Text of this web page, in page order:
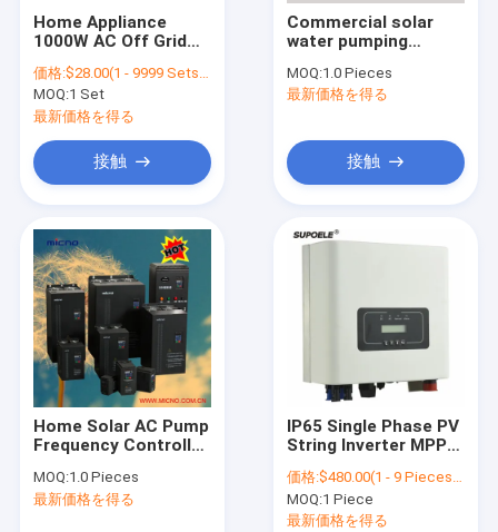
Home Appliance
1000W AC Off Grid
Battery Solar
Inverter For Solar
System
価格:$28.00(1 - 9999 Sets) $26.00(>=10000 Sets)
MOQ:1 Set
最新価格を得る
接触
Commercial solar
water pumping
0.75kw 1hp
MOQ:1.0 Pieces
最新価格を得る
接触
Home Solar AC Pump
Frequency Controller
Pumping Vfd
MOQ:1.0 Pieces
最新価格を得る
IP65 Single Phase PV
String Inverter MPPT
Grid Tie 5KW With
Wifi Plug Monitoring
SUN-5K-G
価格:$480.00(1 - 9 Pieces) $425.00(>=10 Pieces)
MOQ:1 Piece
最新価格を得る